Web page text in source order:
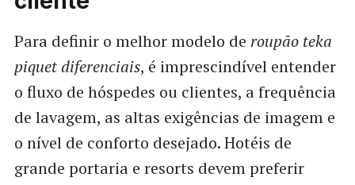
Para definir o melhor modelo de roupão teka
piquet diferenciais, é imprescindível entender
o fluxo de hóspedes ou clientes, a frequência
de lavagem, as altas exigências de imagem e
o nível de conforto desejado. Hotéis de
grande portaria e resorts devem preferir